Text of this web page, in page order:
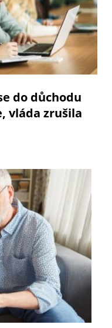
do důchodu
vláda zrušila